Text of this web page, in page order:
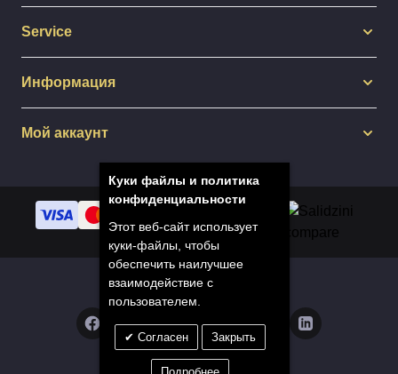
Service
Информация
Мой аккаунт
© 2014 - 2025 Balticsport.lv
Privacy Policy
Куки файлы и политика
конфиденциальности
Этот веб-сайт использует
куки-файлы, чтобы
обеспечить наилучшее
взаимодействие с
пользователем.
Согласен Закрыть